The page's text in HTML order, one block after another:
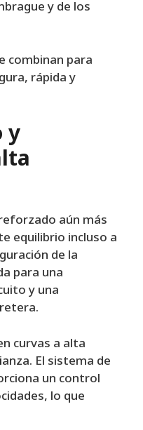
y de los
combinan para
rápida y
y
aún más
equilibrio incluso a
de la
para una
y una
curvas a alta
El sistema de
un control
lo que